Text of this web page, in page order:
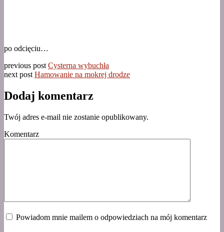
po odcięciu…
previous post Cysterna wybuchła
next post Hamowanie na mokrej drodze
Dodaj komentarz
Twój adres e-mail nie zostanie opublikowany.
Komentarz
Powiadom mnie mailem o odpowiedziach na mój komentarz